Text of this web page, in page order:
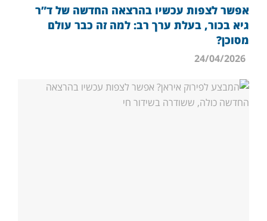
אפשר לצפות עכשיו בהרצאה החדשה של ד”ר
גיא בכור, בעלת ערך רב: למה זה כבר עולם
מסוכן?